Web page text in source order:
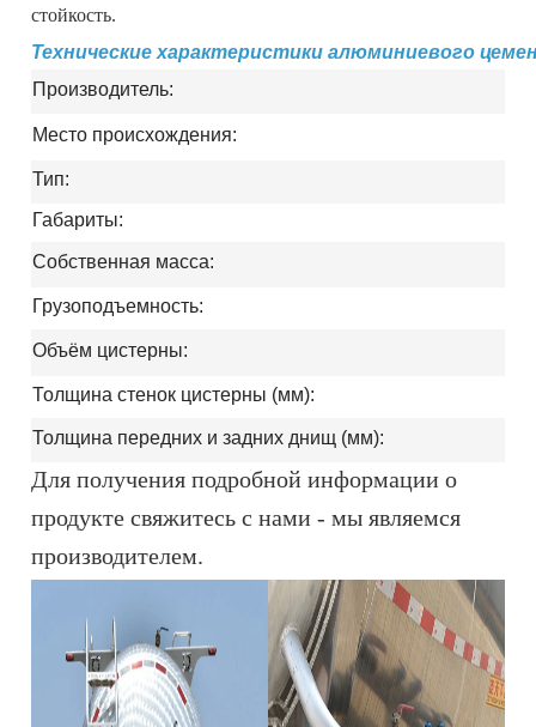
стойкость.
Технические характеристики алюминиевого
Производитель:
Место происхождения:
Тип:
Габариты:
Собственная масса:
Грузоподъемность:
Объём цистерны:
Толщина стенок цистерны (мм):
Толщина передних и задних днищ (мм):
Для получения подробной информации о
продукте свяжитесь с нами - мы являемся
производителем.